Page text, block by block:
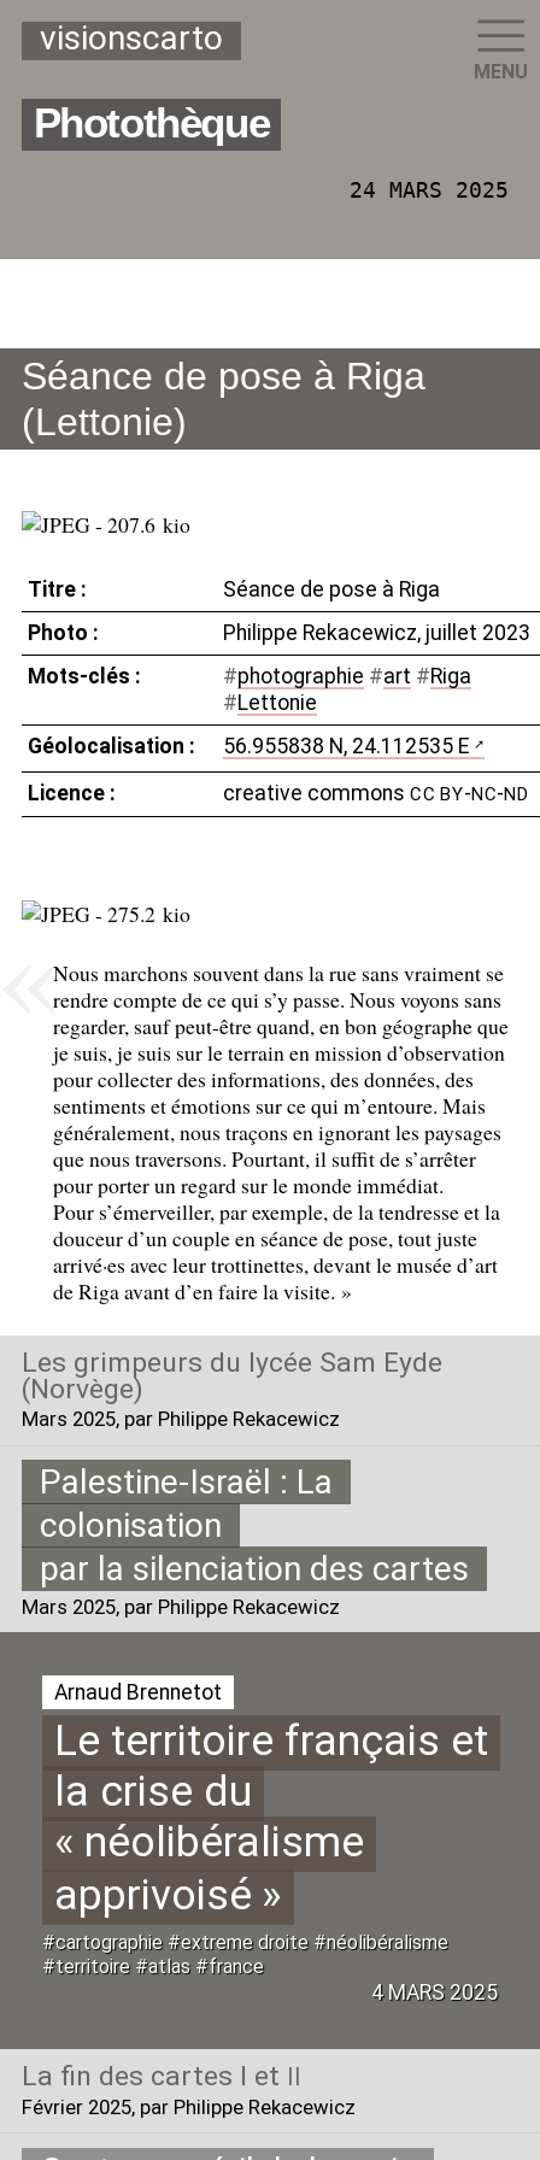
visionscarto
MENU
Photothèque
24 MARS 2025
Séance de pose à Riga
(Lettonie)
Titre :
Séance de pose à Riga
Photo :
Philippe Rekacewicz, juillet 2023
Mots-clés :
#photographie #art #Riga
#Lettonie
Géolocalisation :
56.955838 N, 24.112535 E
Licence :
creative commons CC BY-NC-ND
Nous marchons souvent dans la rue sans vraiment se
rendre compte de ce qui s’y passe. Nous voyons sans
regarder, sauf peut-être quand, en bon géographe que
je suis, je suis sur le terrain en mission d’observation
pour collecter des informations, des données, des
sentiments et émotions sur ce qui m’entoure. Mais
généralement, nous traçons en ignorant les paysages
que nous traversons. Pourtant, il suffit de s’arrêter
pour porter un regard sur le monde immédiat.
Pour s’émerveiller, par exemple, de la tendresse et la
douceur d’un couple en séance de pose, tout juste
arrivé·es avec leur trottinettes, devant le musée d’art
de Riga avant d’en faire la visite. »
Les grimpeurs du lycée Sam Eyde
(Norvège)
Mars 2025, par Philippe Rekacewicz
Palestine-Israël : La
colonisation
par la silenciation des cartes
Mars 2025, par Philippe Rekacewicz
Arnaud Brennetot
Le territoire français et
la crise du
« néolibéralisme
apprivoisé »
#cartographie #extreme droite #néolibéralisme
#territoire #atlas #france
4 MARS 2025
La fin des cartes I et
Février 2025, par Philippe Rekacewicz